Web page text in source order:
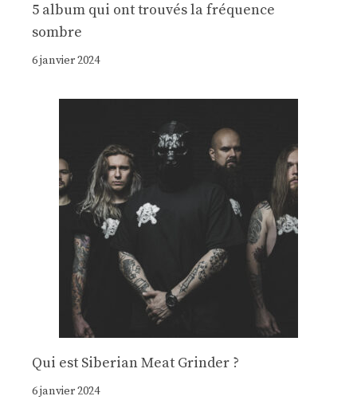
5 album qui ont trouvés la fréquence
sombre
6 janvier 2024
Qui est Siberian Meat Grinder ?
6 janvier 2024